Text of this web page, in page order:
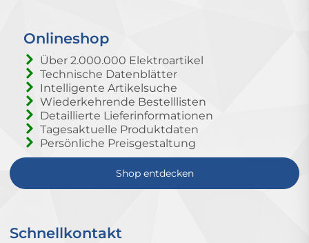
Onlineshop
Über 2.000.000 Elektroartikel
Technische Datenblätter
Intelligente Artikelsuche
Wiederkehrende Bestelllisten
Detaillierte Lieferinformationen
Tagesaktuelle Produktdaten
Persönliche Preisgestaltung
Shop entdecken
Schnellkontakt